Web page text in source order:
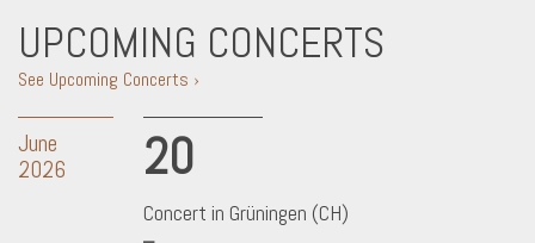
UPCOMING CONCERTS
See Upcoming Concerts ›
June
2026
20
Concert in Grüningen (CH)